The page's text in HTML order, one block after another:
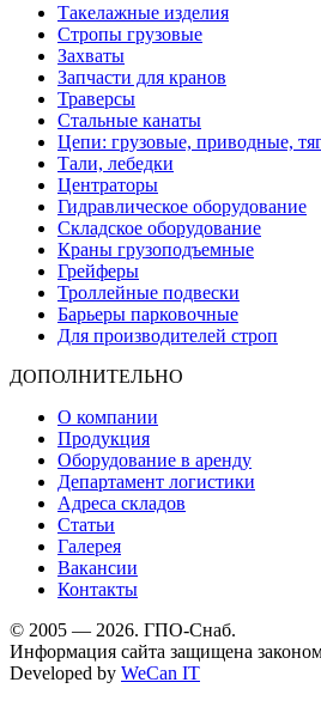
Такелажные изделия
Стропы грузовые
Захваты
Запчасти для кранов
Траверсы
Стальные канаты
Цепи: грузовые, приводные,
Тали, лебедки
Центраторы
Гидравлическое оборудование
Складское оборудование
Краны грузоподъемные
Грейферы
Троллейные подвески
Барьеры парковочные
Для производителей строп
ДОПОЛНИТЕЛЬНО
О компании
Продукция
Оборудование в аренду
Департамент логистики
Адреса складов
Статьи
Галерея
Вакансии
Контакты
© 2005 — 2026. ГПО-Снаб.
Информация сайта защищена
Developed by WeCan IT